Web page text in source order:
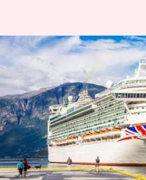
Berwisata
pesiar?
menghemat
menulis Taufiq Al Jufri Oct
Apa ceritanya